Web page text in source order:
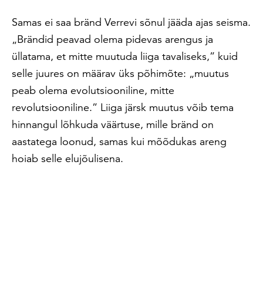
Samas ei saa bränd Verrevi sõnul jääda ajas seisma.
„Brändid peavad olema pidevas arengus ja
üllatama, et mitte muutuda liiga tavaliseks,” kuid
selle juures on määrav üks põhimõte: „muutus
peab olema evolutsiooniline, mitte
revolutsiooniline.” Liiga järsk muutus võib tema
hinnangul lõhkuda väärtuse, mille bränd on
aastatega loonud, samas kui mõõdukas areng
hoiab selle elujõulisena.